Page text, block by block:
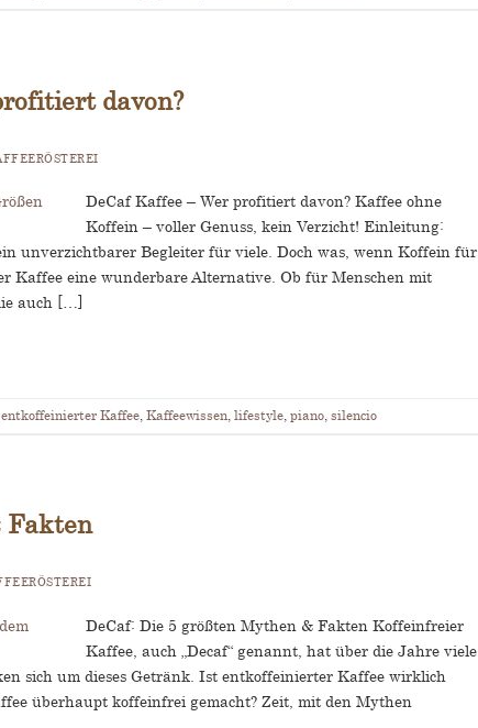
davon?
DeCaf Kaffee – Wer profitiert davon? Kaffee ohne
Koffein – voller Genuss, kein Verzicht! Einleitung:
unverzichtbarer Begleiter für viele. Doch was, wenn Koffein für
Kaffee eine wunderbare Alternative. Ob für Menschen mit
auch […]
entkoffeinierter Kaffee Kaffeewissen lifestyle piano silencio
Fakten
DeCaf: Die 5 größten Mythen & Fakten Koffeinfreier
Kaffee, auch „Decaf“ genannt, hat über die Jahre viele
sich um dieses Getränk. Ist entkoffeinierter Kaffee wirklich
überhaupt koffeinfrei gemacht? Zeit, mit den Mythen